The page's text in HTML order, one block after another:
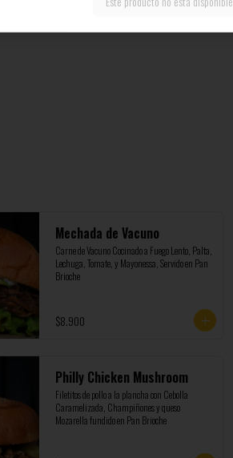
Mechada de Vacuno
Carne de Vacuno Cocinado a Fuego Lento, Palta,
Lechuga, Tomate, y Mayonessa, Servido en Pan
Brioche
$8.900
Philly Chicken Mushroom
Filetitos de pollo a la plancha con Cebolla
Caramelizada, Champiñones y queso
Mozarella fundido en Pan Brioche